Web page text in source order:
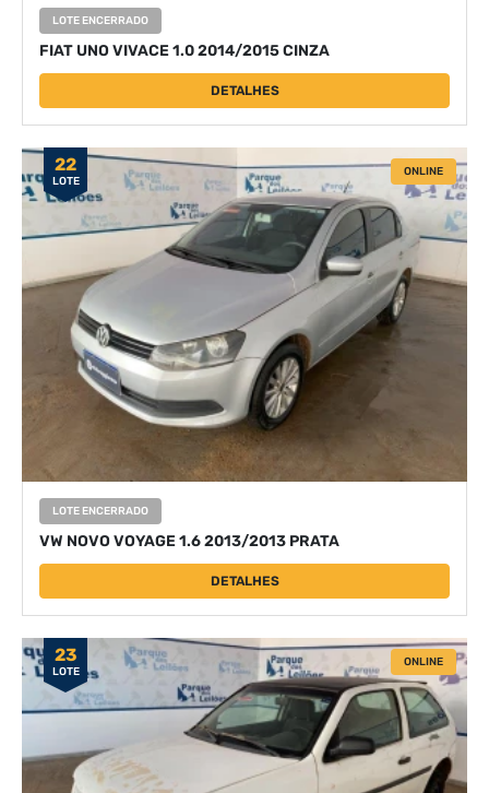
LOTE ENCERRADO
FIAT UNO VIVACE 1.0 2014/2015 CINZA
DETALHES
22
LOTE
ONLINE
LOTE ENCERRADO
VW NOVO VOYAGE 1.6 2013/2013 PRATA
DETALHES
23
LOTE
ONLINE